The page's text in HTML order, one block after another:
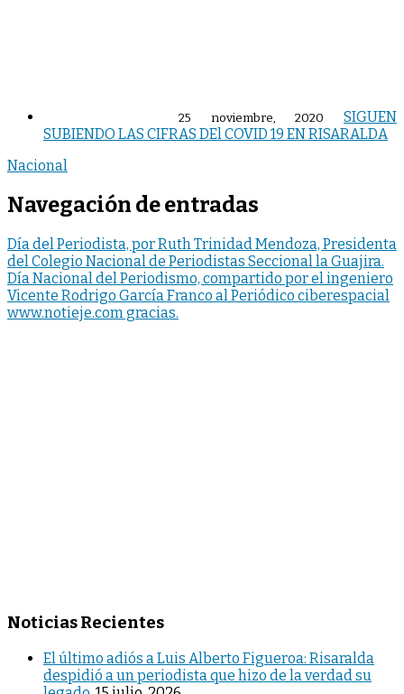
25 noviembre, 2020
SIGUEN
SUBIENDO LAS CIFRAS DEl COVID 19 EN RISARALDA
Nacional
Navegación de entradas
Día del Periodista, por Ruth Trinidad Mendoza, Presidenta
del Colegio Nacional de Periodistas Seccional la Guajira.
Día Nacional del Periodismo, compartido por el ingeniero
Vicente Rodrigo García Franco al Periódico ciberespacial
www.notieje.com gracias.
Noticias Recientes
El último adiós a Luis Alberto Figueroa: Risaralda
despidió a un periodista que hizo de la verdad su